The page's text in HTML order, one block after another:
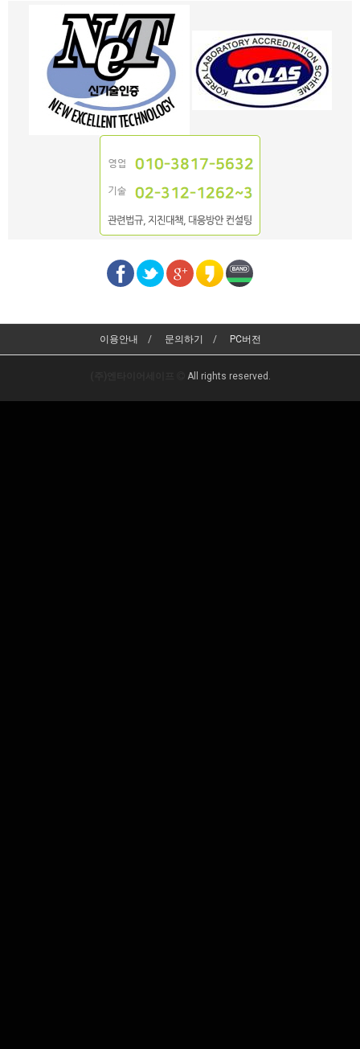
이용안내 문의하기 PC버전
All rights reserved.